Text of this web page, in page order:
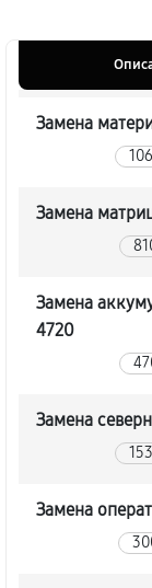
Замена
Замена
Замена
4720
Замена
Замена